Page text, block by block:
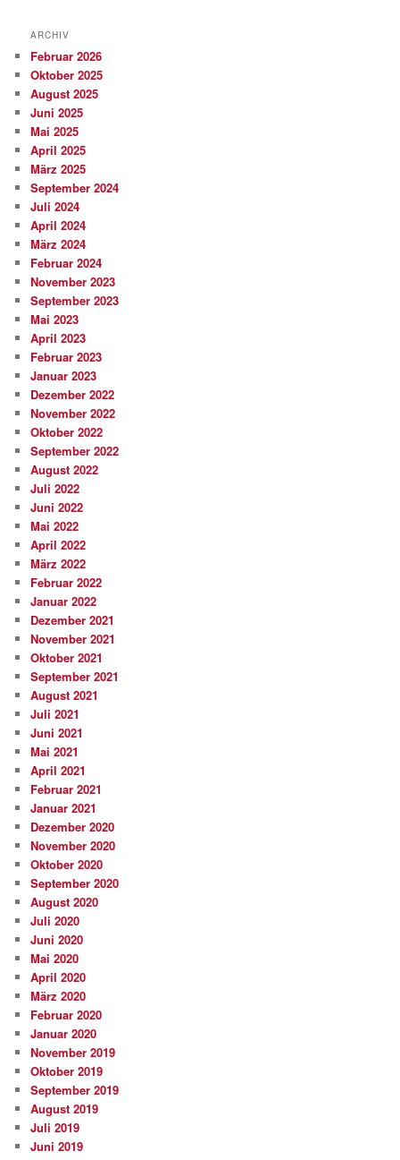
ARCHIV
Februar 2026
Oktober 2025
August 2025
Juni 2025
Mai 2025
April 2025
März 2025
September 2024
Juli 2024
April 2024
März 2024
Februar 2024
November 2023
September 2023
Mai 2023
April 2023
Februar 2023
Januar 2023
Dezember 2022
November 2022
Oktober 2022
September 2022
August 2022
Juli 2022
Juni 2022
Mai 2022
April 2022
März 2022
Februar 2022
Januar 2022
Dezember 2021
November 2021
Oktober 2021
September 2021
August 2021
Juli 2021
Juni 2021
Mai 2021
April 2021
Februar 2021
Januar 2021
Dezember 2020
November 2020
Oktober 2020
September 2020
August 2020
Juli 2020
Juni 2020
Mai 2020
April 2020
März 2020
Februar 2020
Januar 2020
November 2019
Oktober 2019
September 2019
August 2019
Juli 2019
Juni 2019